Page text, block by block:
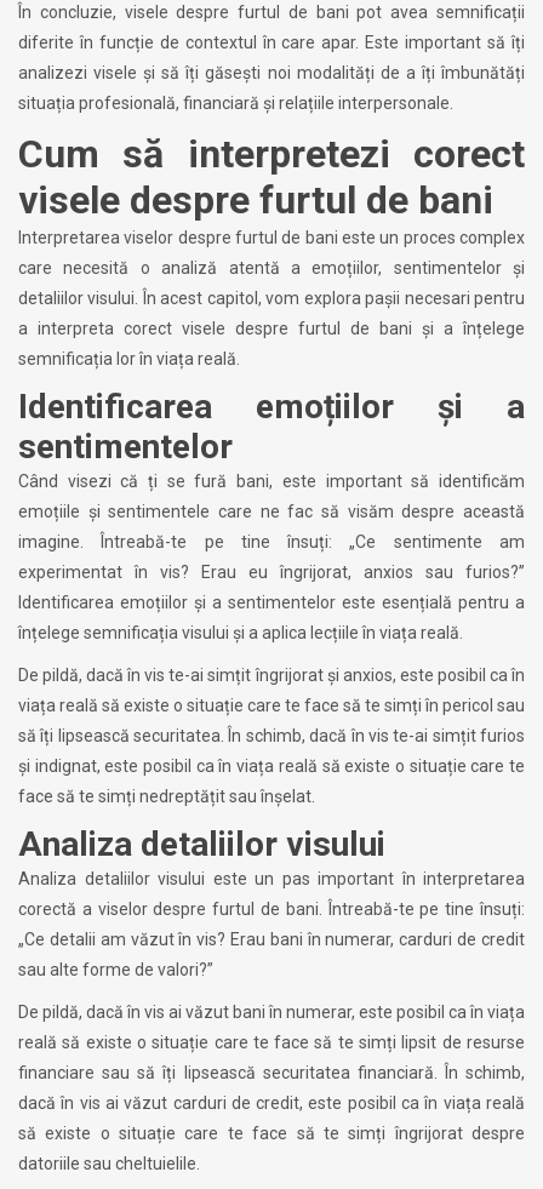
În concluzie, visele despre furtul de bani pot avea semnificații
diferite în funcție de contextul în care apar. Este important să îți
analizezi visele și să îți găsești noi modalități de a îți îmbunătăți
situația profesională, financiară și relațiile interpersonale.
Cum să interpretezi corect
visele despre furtul de bani
Interpretarea viselor despre furtul de bani este un proces complex
care necesită o analiză atentă a emoțiilor, sentimentelor și
detaliilor visului. În acest capitol, vom explora pașii necesari pentru
a interpreta corect visele despre furtul de bani și a înțelege
semnificația lor în viața reală.
Identificarea emoțiilor și a
sentimentelor
Când visezi că ți se fură bani, este important să identificăm
emoțiile și sentimentele care ne fac să visăm despre această
imagine. Întreabă-te pe tine însuți: „Ce sentimente am
experimentat în vis? Erau eu îngrijorat, anxios sau furios?”
Identificarea emoțiilor și a sentimentelor este esențială pentru a
înțelege semnificația visului și a aplica lecțiile în viața reală.
De pildă, dacă în vis te-ai simțit îngrijorat și anxios, este posibil ca în
viața reală să existe o situație care te face să te simți în pericol sau
să îți lipsească securitatea. În schimb, dacă în vis te-ai simțit furios
și indignat, este posibil ca în viața reală să existe o situație care te
face să te simți nedreptățit sau înșelat.
Analiza detaliilor visului
Analiza detaliilor visului este un pas important în interpretarea
corectă a viselor despre furtul de bani. Întreabă-te pe tine însuți:
„Ce detalii am văzut în vis? Erau bani în numerar, carduri de credit
sau alte forme de valori?”
De pildă, dacă în vis ai văzut bani în numerar, este posibil ca în viața
reală să existe o situație care te face să te simți lipsit de resurse
financiare sau să îți lipsească securitatea financiară. În schimb,
dacă în vis ai văzut carduri de credit, este posibil ca în viața reală
să existe o situație care te face să te simți îngrijorat despre
datoriile sau cheltuielile.